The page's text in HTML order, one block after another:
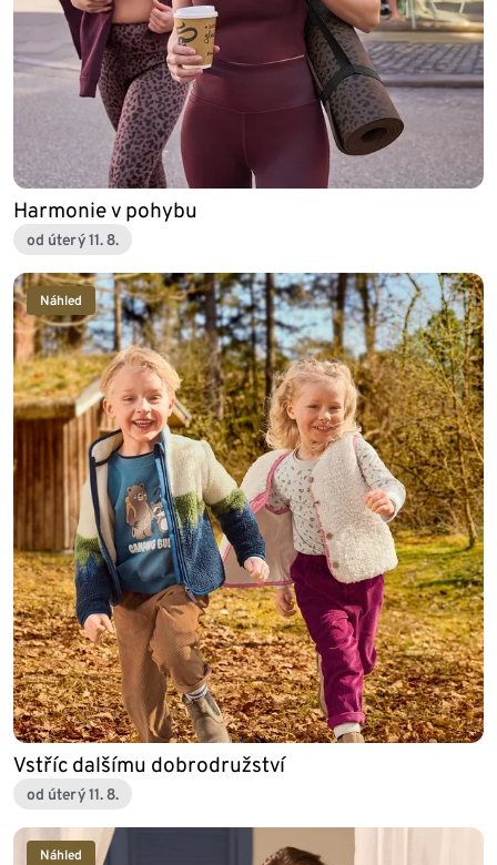
Harmonie v pohybu
od úterý 11. 8.
Náhled
Vstříc dalšímu dobrodružství
od úterý 11. 8.
Náhled